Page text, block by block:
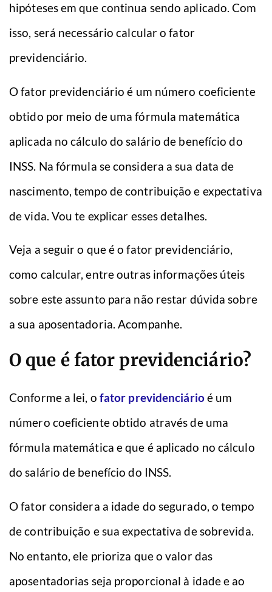
hipóteses em que continua sendo aplicado. Com
isso, será necessário calcular o fator
previdenciário.
O fator previdenciário é um número coeficiente
obtido por meio de uma fórmula matemática
aplicada no cálculo do salário de benefício do
INSS. Na fórmula se considera a sua data de
nascimento, tempo de contribuição e expectativa
de vida. Vou te explicar esses detalhes.
Veja a seguir o que é o fator previdenciário,
como calcular, entre outras informações úteis
sobre este assunto para não restar dúvida sobre
a sua aposentadoria. Acompanhe.
O que é fator previdenciário?
Conforme a lei, o fator previdenciárioé um
número coeficiente obtido através de uma
fórmula matemática e que é aplicado no cálculo
do salário de benefício do INSS.
O fator considera a idade do segurado, o tempo
de contribuição e sua expectativa de sobrevida.
No entanto, ele prioriza que o valor das
aposentadorias seja proporcional à idade e ao